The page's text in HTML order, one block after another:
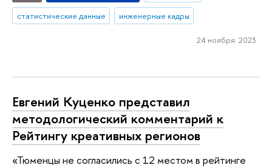
статистические данные
инженерные кадры
24 ноября 2023
Евгений Куценко представил
методологический комментарий к
Рейтингу креативных регионов
«Тюменцы не согласились с 12 местом в рейтинге